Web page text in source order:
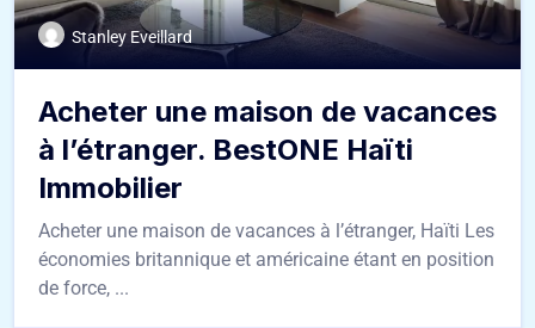
Stanley Eveillard
Acheter une maison de vacances
à l’étranger. BestONE Haïti
Immobilier
Acheter une maison de vacances à l’étranger, Haïti Les
économies britannique et américaine étant en position
de force, ...